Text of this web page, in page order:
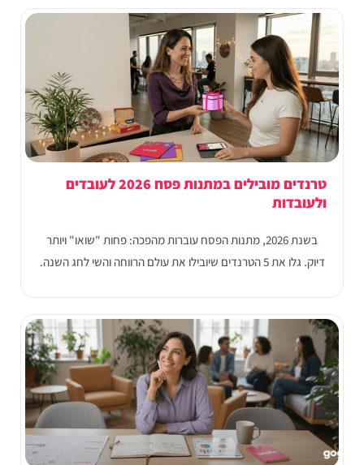
טרנדים מובילים במתנות פסח 2026 לעובדים
ולעובדות
בשנת 2026, מתנות הפסח עוברות מהפכה: פחות "שואו" ויותר
דיוק. גלו את 5 הטרנדים שיובילו את עולם הרווחה והשי לחג השנה.